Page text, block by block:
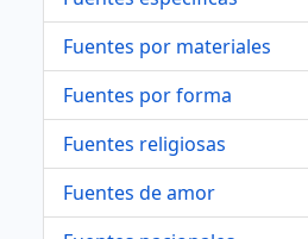
Fuentes por materiales
Fuentes por forma
Fuentes religiosas
Fuentes de amor